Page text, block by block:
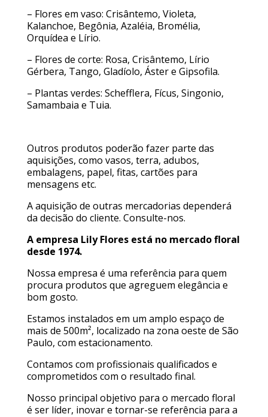
– Flores em vaso: Crisântemo, Violeta,
Kalanchoe, Begônia, Azaléia, Bromélia,
Orquídea e Lírio.
– Flores de corte: Rosa, Crisântemo, Lírio
Gérbera, Tango, Gladíolo, Áster e Gipsofila.
– Plantas verdes: Schefflera, Fícus, Singonio,
Samambaia e Tuia.
Outros produtos poderão fazer parte das
aquisições, como vasos, terra, adubos,
embalagens, papel, fitas, cartões para
mensagens etc.
A aquisição de outras mercadorias dependerá
da decisão do cliente. Consulte-nos.
A empresa Lily Flores está no mercado floral
desde 1974.
Nossa empresa é uma referência para quem
procura produtos que agreguem elegância e
bom gosto.
Estamos instalados em um amplo espaço de
mais de 500m², localizado na zona oeste de São
Paulo, com estacionamento.
Contamos com profissionais qualificados e
comprometidos com o resultado final.
Nosso principal objetivo para o mercado floral
é ser líder, inovar e tornar-se referência para a